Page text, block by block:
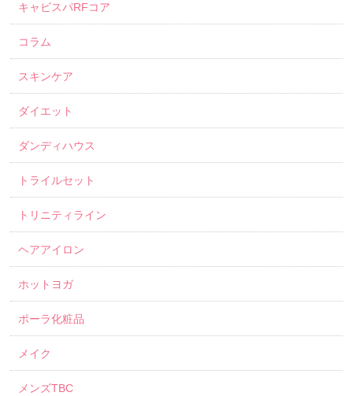
キャビスパRFコア
コラム
スキンケア
ダイエット
ダンディハウス
トライルセット
トリニティライン
ヘアアイロン
ホットヨガ
ポーラ化粧品
メイク
メンズTBC